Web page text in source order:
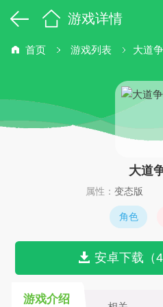
游戏详情
首页 游戏列表 大道
大道
属性： 变态版
角色
安卓下载（
游戏介绍